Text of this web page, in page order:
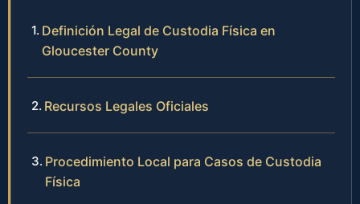
Definición Legal de Custodia Física en
Gloucester County
Recursos Legales Oficiales
Procedimiento Local para Casos de Custodia
Física